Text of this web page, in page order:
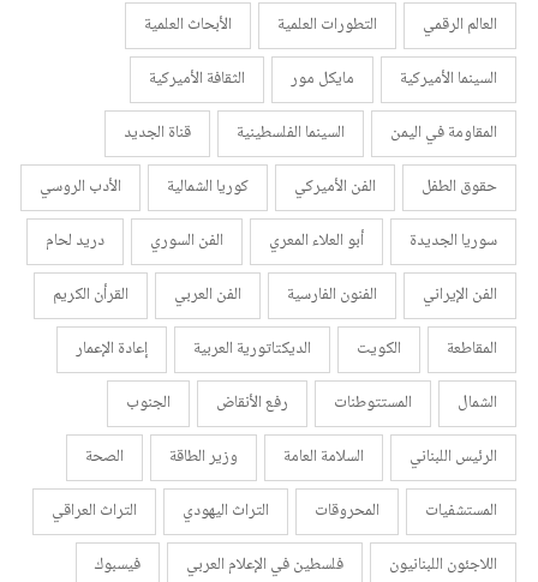
العالم الرقمي
التطورات العلمية
الأبحاث العلمية
السينما الأميركية
مايكل مور
الثقافة الأميركية
المقاومة في اليمن
السينما الفلسطينية
قناة الجديد
حقوق الطفل
الفن الأميركي كوريا الشمالية
الأدب الروسي
سوريا الجديدة
أبو العلاء المعري الفن السوري
دريد لحام
الفن الإيراني
الفنون الفارسية الفن العربي
القرأن الكريم
المقاطعة
الكويت الديكتاتورية العربية
إعادة الإعمار
الشمال
المستتوطنات رفع الأنقاض
الجنوب
الرئيس اللبناني
السلامة العامة وزير الطاقة
الصحة
المستشفيات
المحروقات التراث اليهودي
التراث العراقي
اللاجئون اللبنانيون
فلسطين في الإعلام العربي فيسبوك